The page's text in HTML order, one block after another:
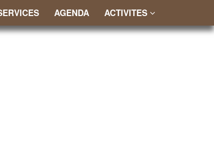
AGENDA ACTIVITES